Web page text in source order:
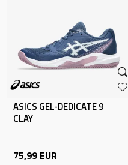
ASICS GEL-DEDICATE 9
CLAY
75,99 EUR